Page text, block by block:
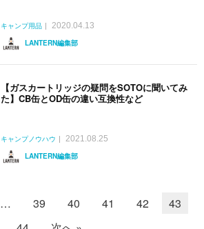
キャンプ用品
2020.04.13
LANTERN編集部
【ガスカートリッジの疑問をSOTOに聞いてみ
た】CB缶とOD缶の違い互換性など
キャンプノウハウ
2021.08.25
LANTERN編集部
… 39 40 41 42
43